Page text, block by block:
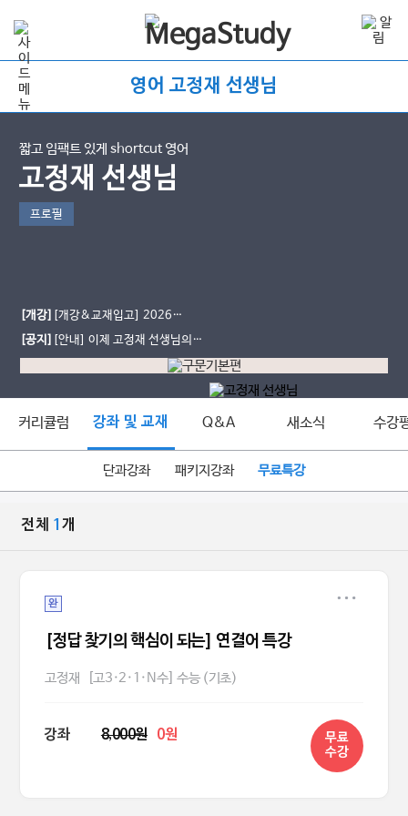
영어 고정재 선생님
짧고 임팩트 있게 shortcut 영어
고정재 선생님
프로필
[개강] [개강&교재입고] 2026
SHORTCUT [순삽순삭]
[공지] [안내] 이제 고정재 선생님의
강의를 자막과 함께 수강 가능합니다!
커리큘럼 강좌 및 교재 Q&A 새소식 수강
단과강좌 패키지강좌 무료특강
전체 1 개
완
[정답 찾기의 핵심이 되는] 연결어 특강
고정재 [고3·2·1·N수] 수능 (기초)
강좌 8,000원 0원
무료
수강